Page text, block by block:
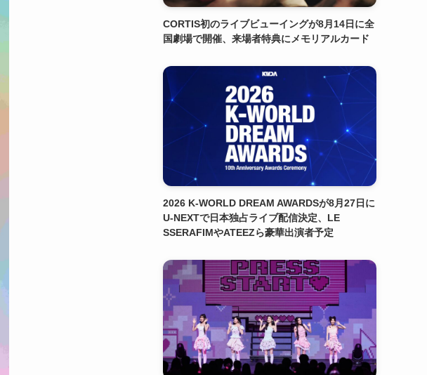
CORTIS初のライブビューイングが8月14日に全
国劇場で開催、来場者特典にメモリアルカード
2026 K-WORLD DREAM AWARDSが8月27日に
U-NEXTで日本独占ライブ配信決定、LE
SSERAFIMやATEEZら豪華出演者予定